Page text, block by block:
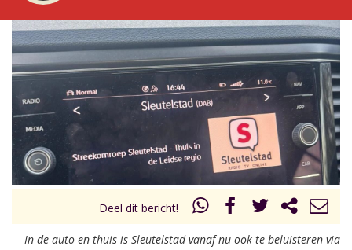
STRAKS:
De avond van Sleutelstad
18.00 - 19.00 uur
Vorig uur
uur 1 van 0 Volgend uur
Deel dit bericht!
In de auto en thuis is Sleutelstad vanaf nu ook te beluisteren via